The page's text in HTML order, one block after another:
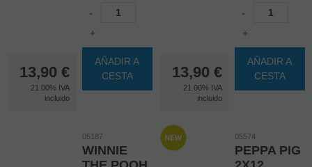
13,90 €
21.00% IVA
incluido
-
+
AÑADIR A
CESTA
13,90 €
21.00% IVA
incluido
-
+
AÑADIR A
CESTA
05187
WINNIE
05574
PEPPA PIG